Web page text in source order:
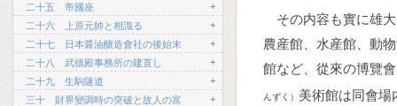
二十五 帝國座
+
二十六 上原元帥と相識る
+
二十七 日本醤油釀造會社の後始末
+
二十八 武德殿事務所の建直し
+
二十九 生駒隧道
+
三十 財界變調時の突破と故人の富
+
その内容も實に雄
農産館、水産館、動
館など、從來の博覽
んずく） 美術館は同會場